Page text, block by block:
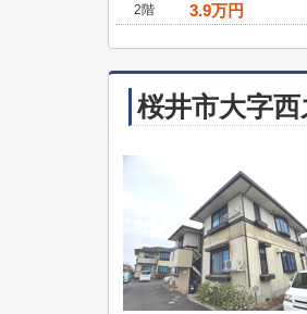
2階
3.9万円
桜井市大字